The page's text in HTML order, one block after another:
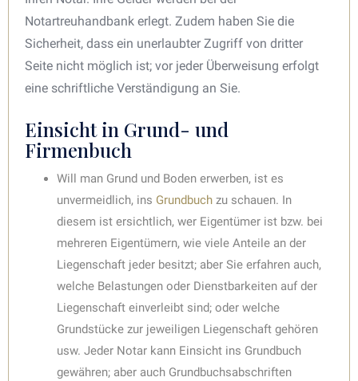
Notartreuhandbank erlegt. Zudem haben Sie die
Sicherheit, dass ein unerlaubter Zugriff von dritter
Seite nicht möglich ist; vor jeder Überweisung erfolgt
eine schriftliche Verständigung an Sie.
Einsicht in Grund- und
Firmenbuch
Will man Grund und Boden erwerben, ist es
unvermeidlich, ins Grundbuch zu schauen. In
diesem ist ersichtlich, wer Eigentümer ist bzw. bei
mehreren Eigentümern, wie viele Anteile an der
Liegenschaft jeder besitzt; aber Sie erfahren auch,
welche Belastungen oder Dienstbarkeiten auf der
Liegenschaft einverleibt sind; oder welche
Grundstücke zur jeweiligen Liegenschaft gehören
usw. Jeder Notar kann Einsicht ins Grundbuch
gewähren; aber auch Grundbuchsabschriften